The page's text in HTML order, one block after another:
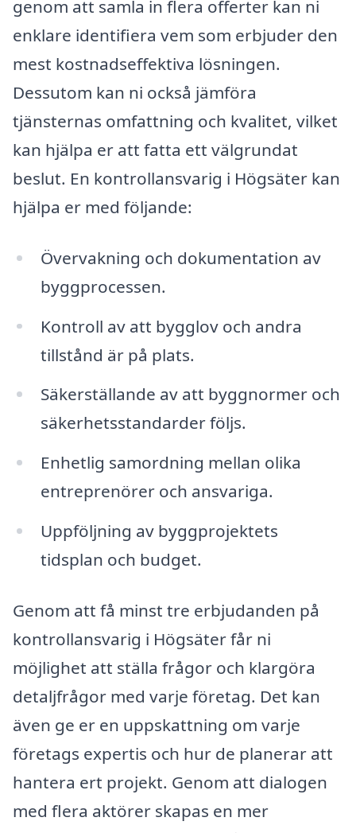
genom att samla in flera offerter kan ni
enklare identifiera vem som erbjuder den
mest kostnadseffektiva lösningen.
Dessutom kan ni också jämföra
tjänsternas omfattning och kvalitet, vilket
kan hjälpa er att fatta ett välgrundat
beslut. En kontrollansvarig i Högsäter kan
hjälpa er med följande:
Övervakning och dokumentation av
byggprocessen.
Kontroll av att bygglov och andra
tillstånd är på plats.
Säkerställande av att byggnormer och
säkerhetsstandarder följs.
Enhetlig samordning mellan olika
entreprenörer och ansvariga.
Uppföljning av byggprojektets
tidsplan och budget.
Genom att få minst tre erbjudanden på
kontrollansvarig i Högsäter får ni
möjlighet att ställa frågor och klargöra
detaljfrågor med varje företag. Det kan
även ge er en uppskattning om varje
företags expertis och hur de planerar att
hantera ert projekt. Genom att dialogen
med flera aktörer skapas en mer